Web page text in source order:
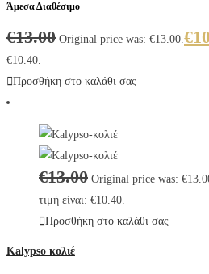
Άμεσα Διαθέσιμο
€13.00 Original price was: €13.00.€
€10.40.
Προσθήκη στο καλάθι σας
€13.00 Original price was:
τιμή είναι: €10.40.
Προσθήκη στο καλάθι σας
Kalypso κολιέ